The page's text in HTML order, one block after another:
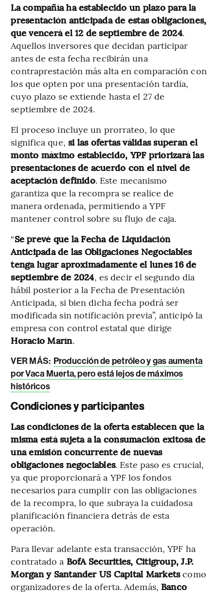
La compañía ha establecido un plazo para la
presentación anticipada de estas obligaciones,
que vencerá el 12 de septiembre de 2024.
Aquellos inversores que decidan participar
antes de esta fecha recibirán una
contraprestación más alta en comparación con
los que opten por una presentación tardía,
cuyo plazo se extiende hasta el 27 de
septiembre de 2024.
El proceso incluye un prorrateo, lo que
significa que, si las ofertas válidas superan el
monto máximo establecido, YPF priorizará las
presentaciones de acuerdo con el nivel de
aceptación definido. Este mecanismo
garantiza que la recompra se realice de
manera ordenada, permitiendo a YPF
mantener control sobre su flujo de caja.
“Se prevé que la Fecha de Liquidación
Anticipada de las Obligaciones Negociables
tenga lugar aproximadamente el lunes 16 de
septiembre de 2024, es decir el segundo día
hábil posterior a la Fecha de Presentación
Anticipada, si bien dicha fecha podrá ser
modificada sin notificación previa”, anticipó la
empresa con control estatal que dirige
Horacio Marín.
VER MÁS: Producción de petróleo y gas aumenta
por Vaca Muerta, pero está lejos de máximos
históricos
Condiciones y participantes
Las condiciones de la oferta establecen que la
misma está sujeta a la consumación exitosa de
una emisión concurrente de nuevas
obligaciones negociables. Este paso es crucial,
ya que proporcionará a YPF los fondos
necesarios para cumplir con las obligaciones
de la recompra, lo que subraya la cuidadosa
planificación financiera detrás de esta
operación.
Para llevar adelante esta transacción, YPF ha
contratado a BofA Securities, Citigroup, J.P.
Morgan y Santander US Capital Marketscomo
organizadores de la oferta. Además, Banco